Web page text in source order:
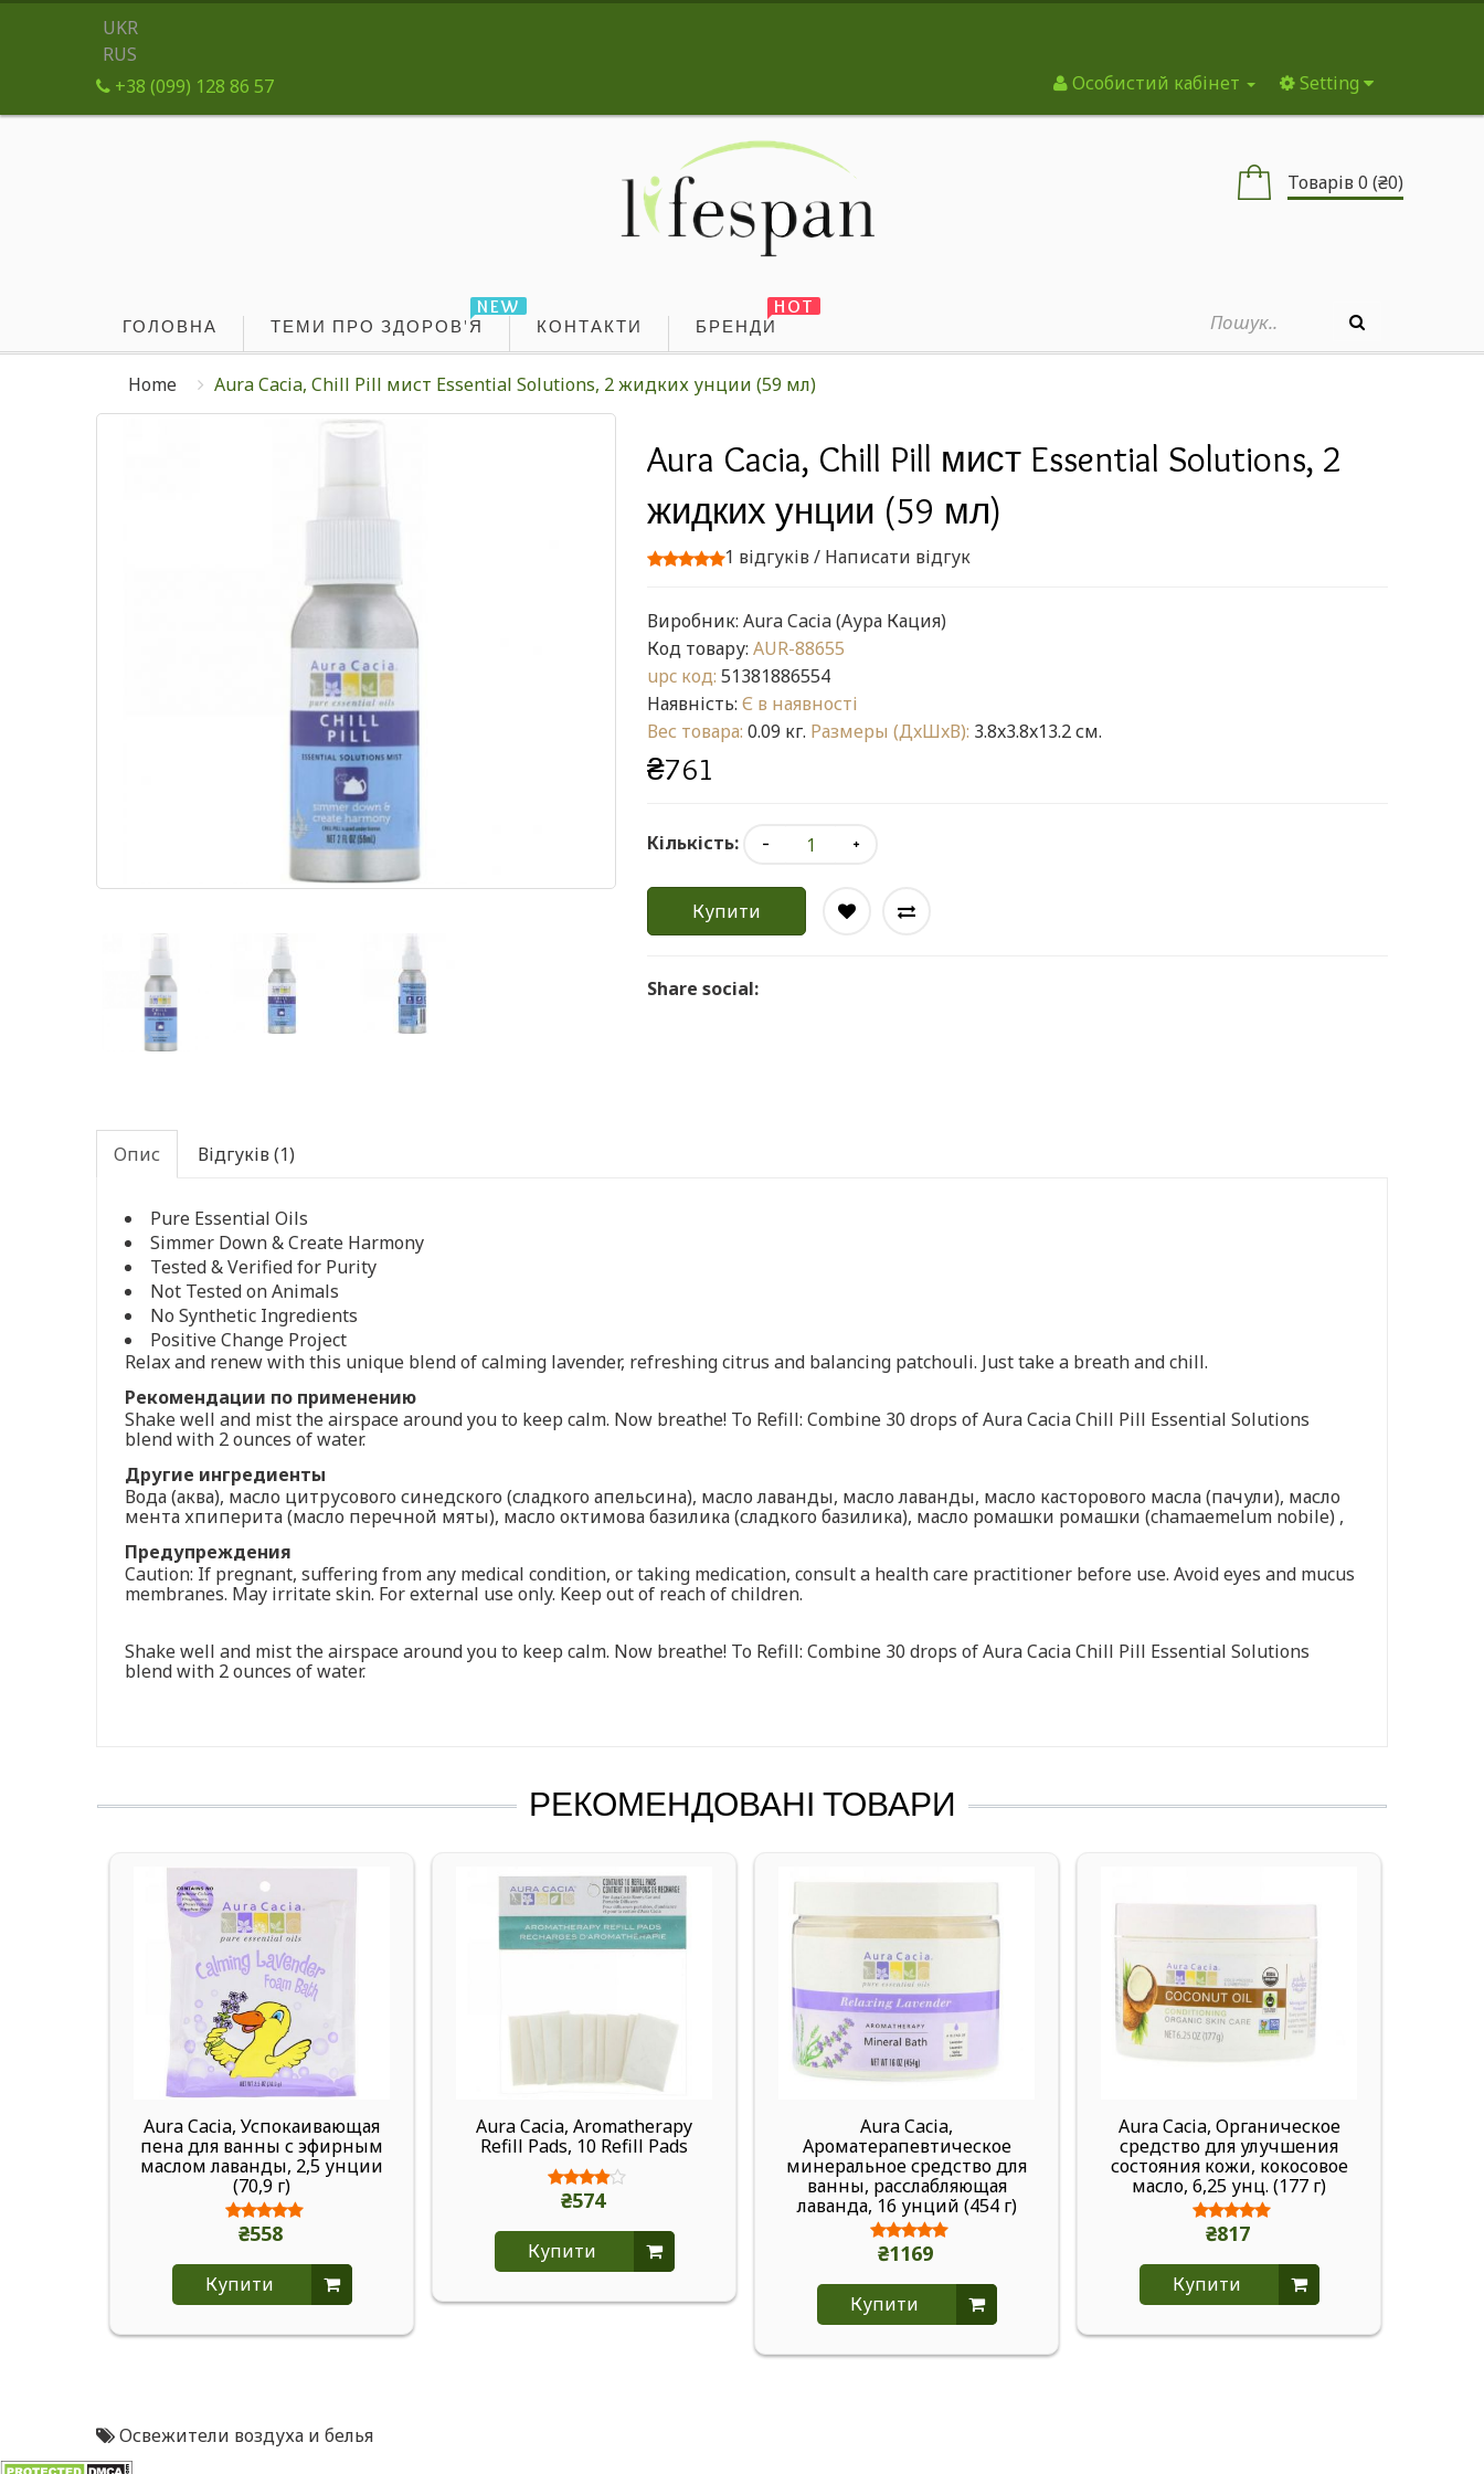
UKR
RUS
Особистий кабінет
Setting
+38 (099) 128 86 57
Товарів 0 (₴0)
ГОЛОВНА
NEW
ТЕМИ ПРО ЗДОРОВ'Я КОНТАКТИ
HOT
БРЕНДИ
Home Aura Cacia, Chill Pill мист Essential Solutions, 2 жидких унции (59 мл)
Aura Cacia, Chill Pill мист Essential Solutions, 2
жидких унции (59 мл)
1 відгуків/ Написати відгук
Виробник:Aura Cacia (Аура Кация)
Код товару:AUR-88655
upc код: 51381886554
Наявність:Є в наявності
Вес товара: 0.09 кг. Размеры (ДxШxВ): 3.8x3.8x13.2 см.
₴761
Кількість:
Купити
Share social:
Опис Відгуків (1)
Pure Essential Oils
Simmer Down & Create Harmony
Tested & Verified for Purity
Not Tested on Animals
No Synthetic Ingredients
Positive Change Project
Relax and renew with this unique blend of calming lavender, refreshing citrus and balancing patchouli. Just take a breath and chill.
Рекомендации по применению
Shake well and mist the airspace around you to keep calm. Now breathe! To Refill: Combine 30 drops of Aura Cacia Chill Pill Essential Solutions
blend with 2 ounces of water.
Другие ингредиенты
Вода (аква), масло цитрусового синедского (сладкого апельсина), масло лаванды, масло лаванды, масло касторового масла (пачули), масло
мента хпиперита (масло перечной мяты), масло октимова базилика (сладкого базилика), масло ромашки ромашки (chamaemelum nobile) ,
Предупреждения
Caution: If pregnant, suffering from any medical condition, or taking medication, consult a health care practitioner before use. Avoid eyes and mucus
membranes. May irritate skin. For external use only. Keep out of reach of children.
Shake well and mist the airspace around you to keep calm. Now breathe! To Refill: Combine 30 drops of Aura Cacia Chill Pill Essential Solutions
blend with 2 ounces of water.
РЕКОМЕНДОВАНІ ТОВАРИ
Aura Cacia, Успокаивающая
пена для ванны с эфирным
маслом лаванды, 2,5 унции
(70,9 г)
₴558
Купити
Aura Cacia, Aromatherapy
Refill Pads, 10 Refill Pads
₴574
Купити
Aura Cacia,
Ароматерапевтическое
минеральное средство для
ванны, расслабляющая
лаванда, 16 унций (454 г)
₴1169
Купити
Aura Cacia, Органическое
средство для улучшения
состояния кожи, кокосовое
масло, 6,25 унц. (177 г)
₴817
Купити
Освежители воздуха и белья